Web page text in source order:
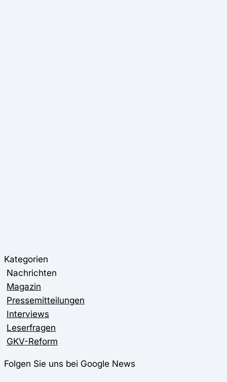
Kategorien
Nachrichten
Magazin
Pressemitteilungen
Interviews
Leserfragen
GKV-Reform
Folgen Sie uns bei Google News